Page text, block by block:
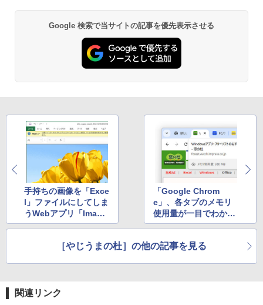
ClaudeCode いちばんやさしい 教科書:
方 マニュアル AI副業にもコンテンツ作成
にもKindle出版にも！ 非エンジニアのた
めのAIコーディング入門シリーズ
FM TOWNS ハイパー・カタログ: 本体ハ
ードウェア・市販ソフトウェアのパーフ
ェクトリストと最新エミュレータ紹介
￥1,600
1冊ですべて身につくHTML & CSSとWe
bデザイン入門講座［第2版］
￥2,326
￥19,980
Kindle Paperwhite シグニチャーエディ
ション (32GB) 7インチディスプレイ、明
持続バッテリー、広告なし、メタリック
￥32,980
Amazon Kindle Colorsoft | 16GBストレ
ージ、防水、7インチカラーディスプレ
イ、色調調節ライト、最大8週間持続バッ
テリー、広告無し、ブラック (2025年発
売)
￥39,980
New Amazon Kindle Scribe Colorsoft |
レージ、ノート機能搭載、明るさ自動調
Google 検索で当サイトの記事を優先表示させる
手持ちの画像を「Exce
l」ファイルにしてしま
うWebアプリ「Image
to Excel」が爆誕
「Google Chrom
e」、各タブのメモリ
使用量が一目でわかる
機能をテスト中
［やじうまの杜］の他の記事を見る
関連リンク